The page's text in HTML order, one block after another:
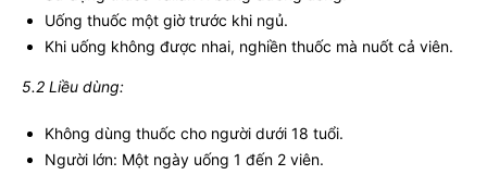
Uống thuốc một giờ trước khi ngủ.
Khi uống không được nhai, nghiền thuốc mà nuốt cả viên.
5.2 Liều dùng:
Không dùng thuốc cho người dưới 18 tuổi.
Người lớn: Một ngày uống 1 đến 2 viên.